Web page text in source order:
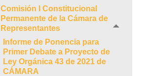
Comisión I Constitucional
Permanente de la Cámara de
Representantes
Informe de Ponencia para
Primer Debate a Proyecto de
Ley Orgánica 43 de 2021 de
CÁMARA